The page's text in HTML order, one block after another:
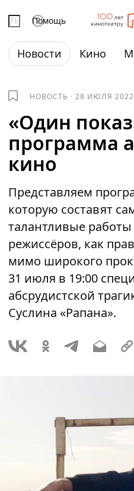
Помощь
Новости Кино
НОВОСТЬ ·28 ИЮЛЯ 2022
«Один
программа
кино
Представляем
которую составят
талантливые
режиссёров, как
мимо широкого
31 июля в 19:00
абсрудистской
Суслина «Рапана».